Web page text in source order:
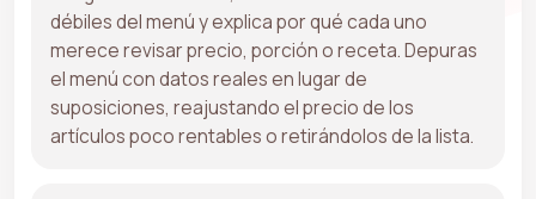
débiles del menú y explica por qué cada uno
merece revisar precio, porción o receta. Depuras
el menú con datos reales en lugar de
suposiciones, reajustando el precio de los
artículos poco rentables o retirándolos de la lista.